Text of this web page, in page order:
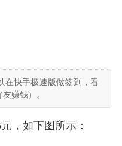
在快手极速版做签到，看
赚钱）。
，如下图所示：